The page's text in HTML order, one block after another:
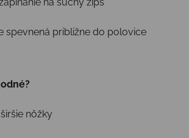
spevnená približne do polovice
nôžky